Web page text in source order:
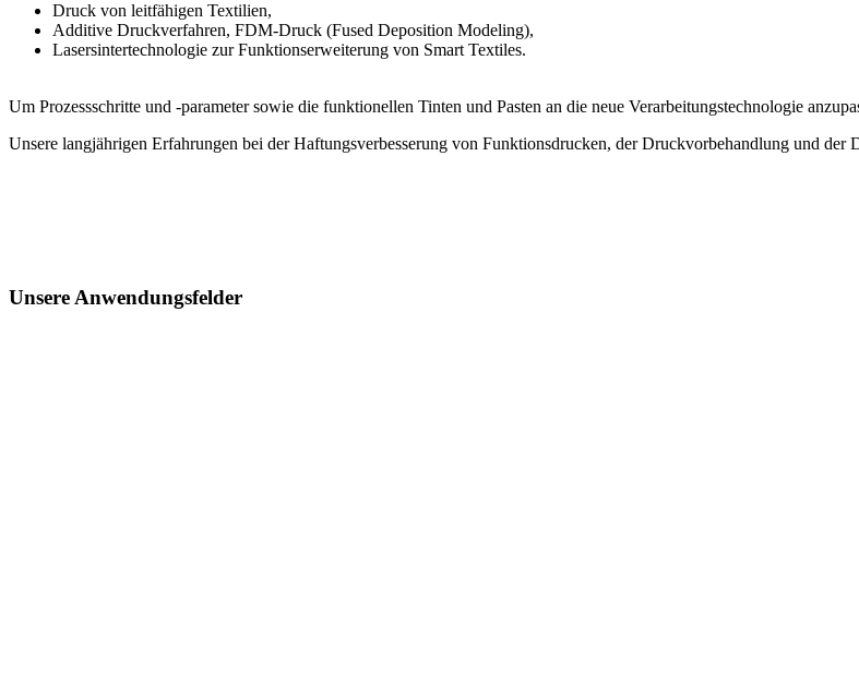
Druck von leitfähigen Textilien,
Additive Druckverfahren, FDM-Druck (Fused Deposition Modeling),
Lasersintertechnologie zur Funktionserweiterung von Smart Textiles.
Um Prozessschritte und -parameter sowie die funktionellen Tinten und Pasten an die neue Verarbeitungstechnologie
Unsere langjährigen Erfahrungen bei der Haftungsverbesserung von Funktionsdrucken, der Druckvorbehandlung und
Unsere Anwendungsfelder